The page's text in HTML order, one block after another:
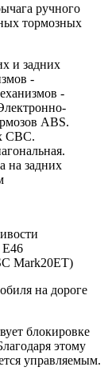
ручного
тормозных
и задних
-
-
ABS.
CBC.
на задних
Е46
Mark20ET)
на дороге
блокировке
этому
управляемым.